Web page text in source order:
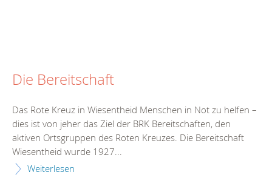
Die Bereitschaft
Das Rote Kreuz in Wiesentheid Menschen in Not zu helfen –
dies ist von jeher das Ziel der BRK Bereitschaften, den
aktiven Ortsgruppen des Roten Kreuzes. Die Bereitschaft
Wiesentheid wurde 1927...
Weiterlesen